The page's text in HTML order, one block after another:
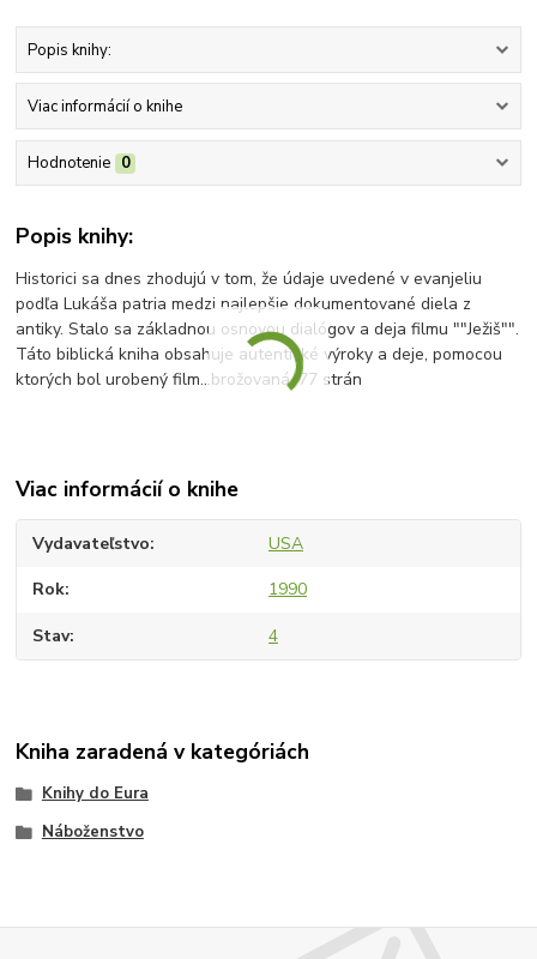
Popis knihy:
Viac informácií o knihe
Hodnotenie 0
Popis knihy:
Historici sa dnes zhodujú v tom, že údaje uvedené v evanjeliu
podľa Lukáša patria medzi najlepšie dokumentované diela z
antiky. Stalo sa základnou osnovou dialógov a deja filmu ""Ježiš"".
Táto biblická kniha obsahuje autentické výroky a deje, pomocou
ktorých bol urobený film...brožovaná, 77 strán
Viac informácií o knihe
Vydavateľstvo USA
Rok 1990
Stav 4
Kniha zaradená v kategóriách
Knihy do Eura
Náboženstvo